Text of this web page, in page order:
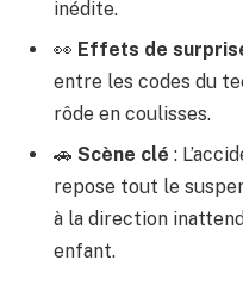
inédite.
👀 Effets de
entre les codes du
rôde en coulisses.
🚗 Scène clé :
repose tout le
à la direction
enfant.